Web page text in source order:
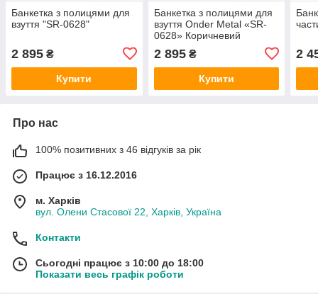
Банкетка з полицями для
взуття "SR-0628"
2 895 ₴
Купити
Банкетка з полицями для
взуття Onder Metal «SR-
0628» Коричневий
2 895₴
Купити
2
Про нас
100% позитивних з 46 відгуків за рік
Працює з 16.12.2016
м. Харків
вул. Олени Стасової 22, Харків, Україна
Контакти
Сьогодні працює з 10:00 до 18:00
Показати весь графік роботи